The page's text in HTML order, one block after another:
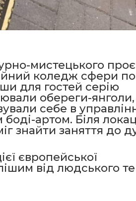
мистецького
коледж сфери
для гостей серію
обереги-янголи,
себе в
артом. Біля
знайти заняття до
європейської
від людського